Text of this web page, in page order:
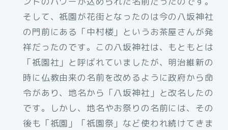
そして、祇園が花街となったのは今の八坂神社
の門前にある「中村楼」というお茶屋さんが発
祥だったのです。この八坂神社は、もともとは
「祇園社」と呼ばれていましたが、明治維新の
時に仏教由来の名前を改めるように政府から命
令があり、地名から「八坂神社」と改名したの
です。しかし、地名やお祭りの名前には、その
後も「祇園」「祇園祭」など使われ続けてきま